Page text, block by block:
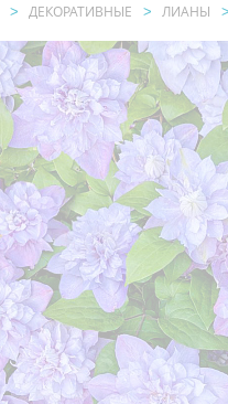
ДЕКОРАТИВНЫЕ ЛИАНЫ